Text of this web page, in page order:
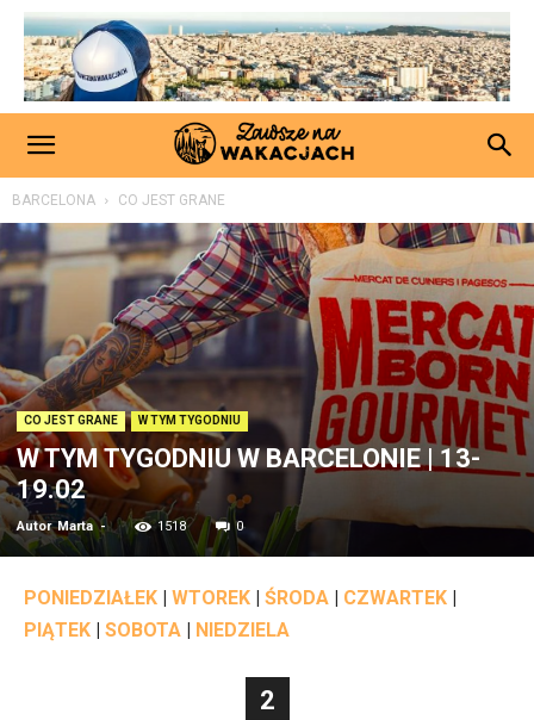
BARCELONA CO JEST GRANE
CO JEST GRANE W TYM TYGODNIU
W TYM TYGODNIU W BARCELONIE | 13-
19.02
Autor Marta - 1518 0
PONIEDZIAŁEK WTOREK ŚRODA CZWARTEK
PIĄTEK
SOBOTA NIEDZIELA
2